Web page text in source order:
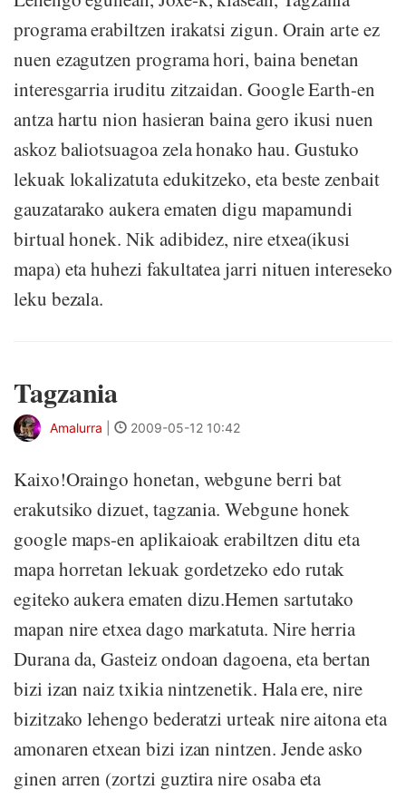
programa erabiltzen irakatsi zigun. Orain arte ez
nuen ezagutzen programa hori, baina benetan
interesgarria iruditu zitzaidan. Google Earth-en
antza hartu nion hasieran baina gero ikusi nuen
askoz baliotsuagoa zela honako hau. Gustuko
lekuak lokalizatuta edukitzeko, eta beste zenbait
gauzatarako aukera ematen digu mapamundi
birtual honek. Nik adibidez, nire etxea(ikusi
mapa) eta huhezi fakultatea jarri nituen intereseko
leku bezala.
Tagzania
Amalurra 2009-05-12 10:42
Kaixo!Oraingo honetan, webgune berri bat
erakutsiko dizuet, tagzania. Webgune honek
google maps-en aplikaioak erabiltzen ditu eta
mapa horretan lekuak gordetzeko edo rutak
egiteko aukera ematen dizu.Hemen sartutako
mapan nire etxea dago markatuta. Nire herria
Durana da, Gasteiz ondoan dagoena, eta bertan
bizi izan naiz txikia nintzenetik. Hala ere, nire
bizitzako lehengo bederatzi urteak nire aitona eta
amonaren etxean bizi izan nintzen. Jende asko
ginen arren (zortzi guztira nire osaba eta